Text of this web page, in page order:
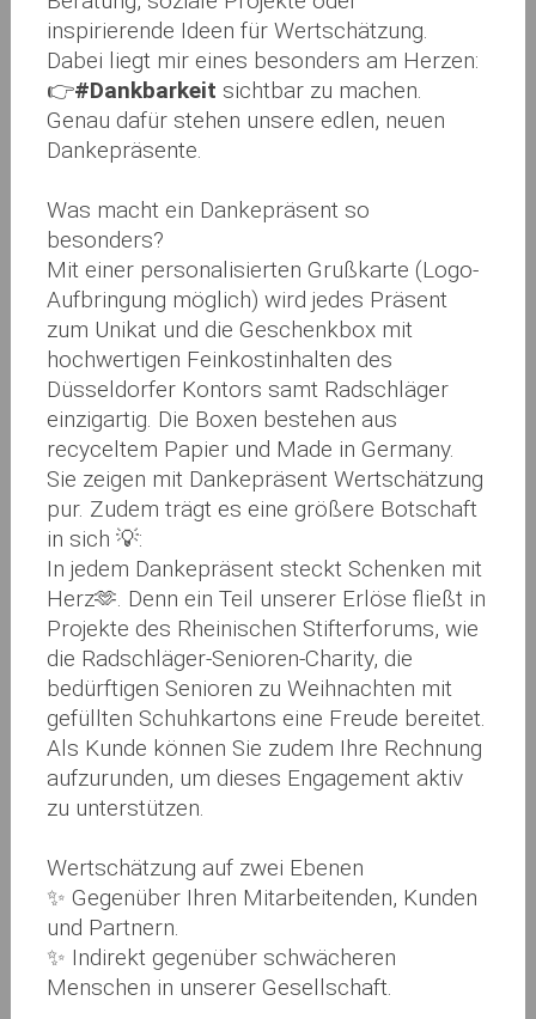
inspirierende Ideen für Wertschätzung.
Dabei liegt mir eines besonders am Herzen:
👉#Dankbarkeit sichtbar zu machen.
Genau dafür stehen unsere edlen, neuen
Dankepräsente.
Was macht ein Dankepräsent so
besonders?
Mit einer personalisierten Grußkarte (Logo-
Aufbringung möglich) wird jedes Präsent
zum Unikat und die Geschenkbox mit
hochwertigen Feinkostinhalten des
Düsseldorfer Kontors samt Radschläger
einzigartig. Die Boxen bestehen aus
recyceltem Papier und Made in Germany.
Sie zeigen mit Dankepräsent Wertschätzung
pur. Zudem trägt es eine größere Botschaft
in sich 💡:
In jedem Dankepräsent steckt Schenken mit
Herz🫶. Denn ein Teil unserer Erlöse fließt in
Projekte des Rheinischen Stifterforums, wie
die Radschläger-Senioren-Charity, die
bedürftigen Senioren zu Weihnachten mit
gefüllten Schuhkartons eine Freude bereitet.
Als Kunde können Sie zudem Ihre Rechnung
aufzurunden, um dieses Engagement aktiv
zu unterstützen.
Wertschätzung auf zwei Ebenen
✨ Gegenüber Ihren Mitarbeitenden, Kunden
und Partnern.
✨ Indirekt gegenüber schwächeren
Menschen in unserer Gesellschaft.